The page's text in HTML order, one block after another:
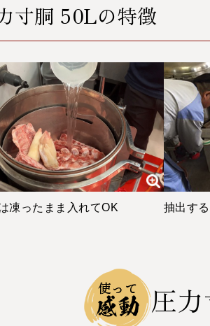
寸胴 50Lの特徴
凍ったまま入れてOK 抽出す
圧